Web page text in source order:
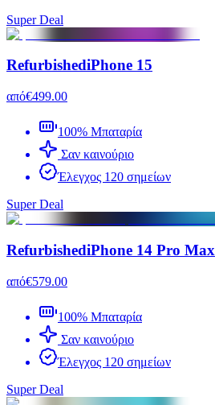
Super Deal
RefurbishediPhone 15
από€499.00
100% Μπαταρία
Σαν καινούριο
Έλεγχος 120 σημείων
Super Deal
RefurbishediPhone 14 Pro Max
από€579.00
100% Μπαταρία
Σαν καινούριο
Έλεγχος 120 σημείων
Super Deal